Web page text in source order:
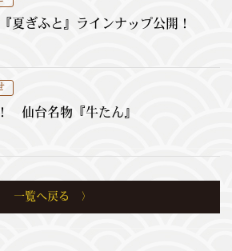
夏ぎふと』ラインナップ公開！
仙台名物『牛たん』
一覧へ戻る